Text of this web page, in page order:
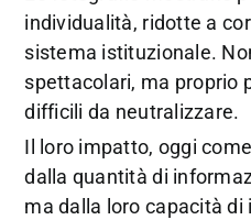
individualità, ridotte a
sistema istituzionale.
spettacolari, ma proprio
difficili da neutralizzare.
Il loro impatto, oggi
dalla quantità di
ma dalla loro capacità di